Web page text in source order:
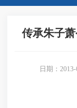
传承朱子
日期：